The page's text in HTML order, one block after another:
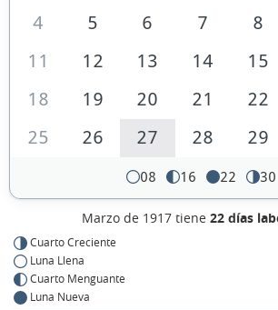
4
5 6 7 8
11
12 13 14 15
18
19 20 21 22
25
26 27 28 29
08 16 22 30
Marzo de 1917 tiene 22 días
Cuarto Creciente
Luna Llena
Cuarto Menguante
Luna Nueva